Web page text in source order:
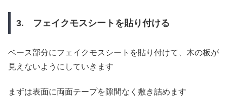
3. フェイクモスシートを貼り付ける
ベース部分にフェイクモスシートを貼り付けて、木の板が
見えないようにしていきます
まずは表面に両面テープを隙間なく敷き詰めます